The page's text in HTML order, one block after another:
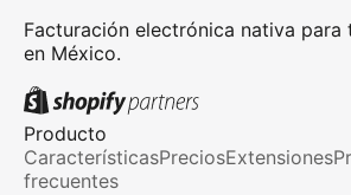
Facturación electrónica nativa para
en México.
Producto
CaracterísticasPreciosExtensiones
frecuentes